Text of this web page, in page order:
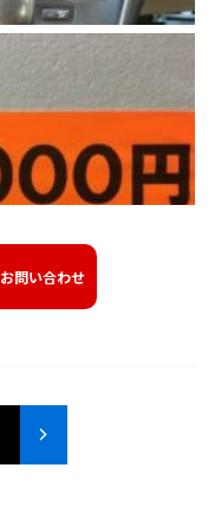
お問い合わせ